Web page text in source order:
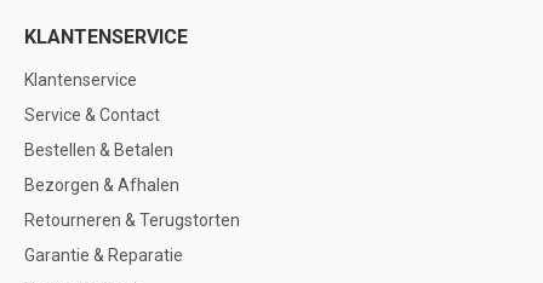
KLANTENSERVICE
Klantenservice
Service & Contact
Bestellen & Betalen
Bezorgen & Afhalen
Retourneren & Terugstorten
Garantie & Reparatie